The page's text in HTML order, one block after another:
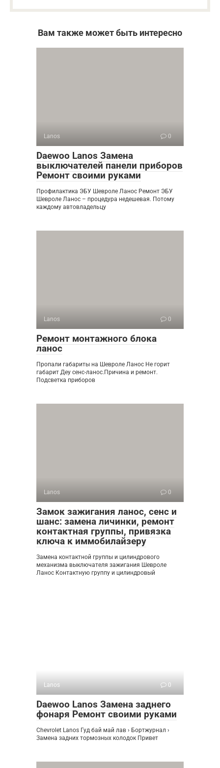
Вам также может быть интересно
Lanos 0
Daewoo Lanos Замена
выключателей панели приборов
Ремонт своими руками
Профилактика ЭБУ Шевроле Ланос Ремонт ЭБУ
Шевроле Ланос – процедура недешевая. Потому
каждому автовладельцу
Lanos 0
Ремонт монтажного блока
ланос
Пропали габариты на Шевроле Ланос Не горит
габарит Деу сенс-ланос.Причина и ремонт.
Подсветка приборов
Lanos 0
Замок зажигания ланос, сенс и
шанс: замена личинки, ремонт
контактная группы, привязка
ключа к иммобилайзеру
Замена контактной группы и цилиндрового
механизма выключателя зажигания Шевроле
Ланос Контактную группу и цилиндровый
Lanos 0
Daewoo Lanos Замена заднего
фонаря Ремонт своими руками
Chevrolet Lanos Гуд бай май лав › Бортжурнал ›
Замена задних тормозных колодок Привет